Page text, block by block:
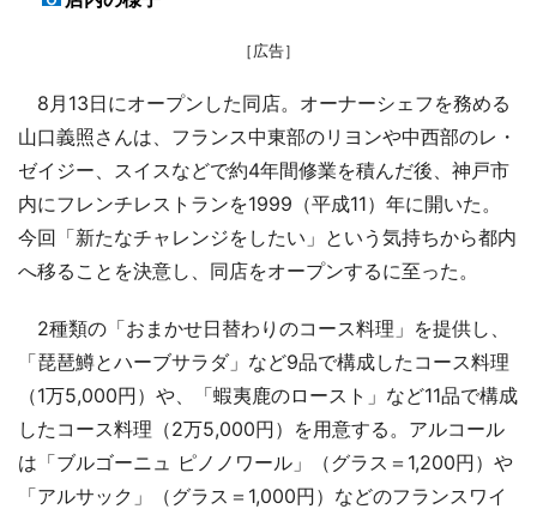
［広告］
8月13日にオープンした同店。オーナーシェフを務める
山口義照さんは、フランス中東部のリヨンや中西部のレ・
ゼイジー、スイスなどで約4年間修業を積んだ後、神戸市
内にフレンチレストランを1999（平成11）年に開いた。
今回「新たなチャレンジをしたい」という気持ちから都内
へ移ることを決意し、同店をオープンするに至った。
2種類の「おまかせ日替わりのコース料理」を提供し、
「琵琶鱒とハーブサラダ」など9品で構成したコース料理
（1万5,000円）や、「蝦夷鹿のロースト」など11品で構成
したコース料理（2万5,000円）を用意する。アルコール
は「ブルゴーニュ ピノノワール」（グラス＝1,200円）や
「アルサック」（グラス＝1,000円）などのフランスワイ